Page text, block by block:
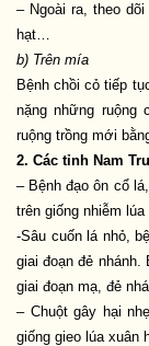
– Ngoài ra, theo
hạt…
b) Trên mía
Bệnh chồi cỏ tiếp
nặng những
ruộng trồng mới
2. Các tỉnh Nam
– Bệnh đạo ôn cổ
trên giống nhiễm
-Sâu cuốn lá nhỏ,
giai đoạn đẻ
giai đoạn mạ, đẻ
– Chuột gây hại
giống gieo lúa xuân